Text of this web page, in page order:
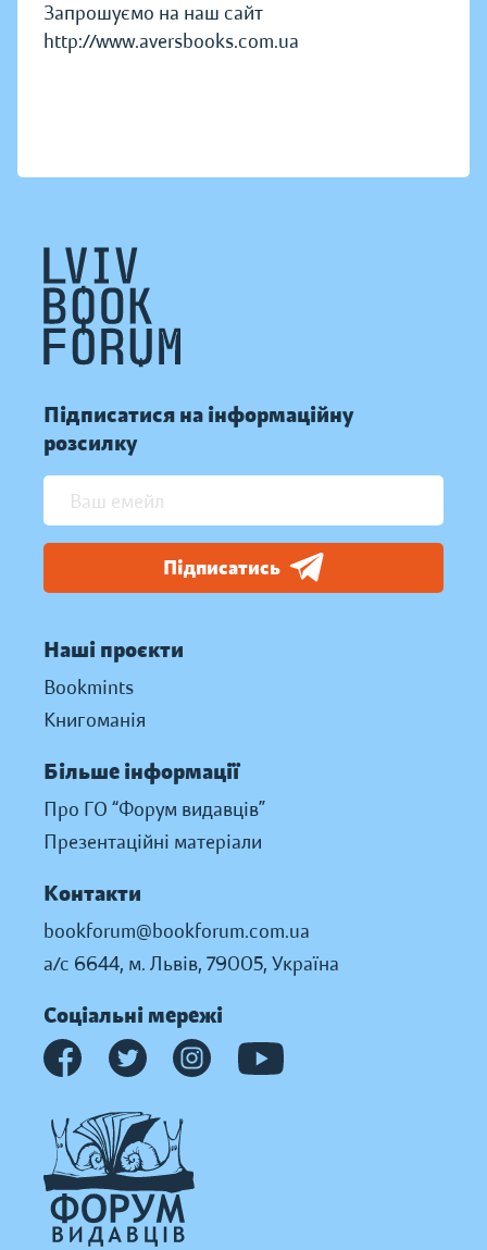
Запрошуємо на наш сайт
http://www.aversbooks.com.ua
Підписатися на інформаційну
розсилку
Підписатись
Наші проєкти
Bookmints
Книгоманія
Більше інформації
Про ГО “Форум видавців”
Презентаційні матеріали
Контакти
bookforum@bookforum.com.ua
а/с 6644, м. Львів, 79005, Україна
Соціальні мережі